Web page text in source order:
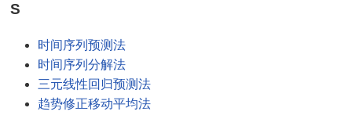
S
时间序列预测法
时间序列分解法
三元线性回归预测法
趋势修正移动平均法